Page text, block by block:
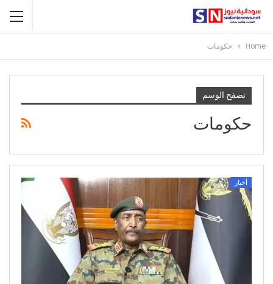
Home حكومات
تصفح الوسم
حكومات
أخبار